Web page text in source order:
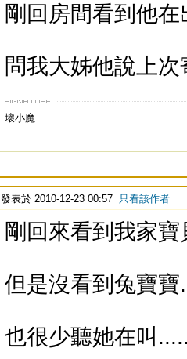
剛回房間看到他
問我大姊他說上
壞小魔
發表於 2010-12-23 00:57 只看該作者
剛回來看到我家
但是沒看到兔寶寶
也很少聽她在叫